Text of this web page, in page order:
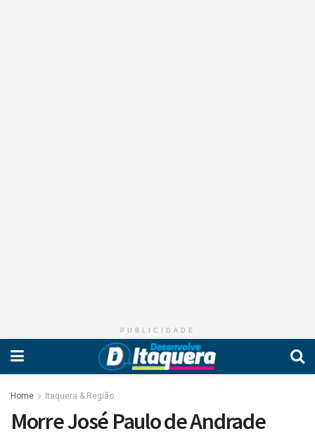
PUBLICIDADE
Home Itaquera & Região
Morre José Paulo de Andrade